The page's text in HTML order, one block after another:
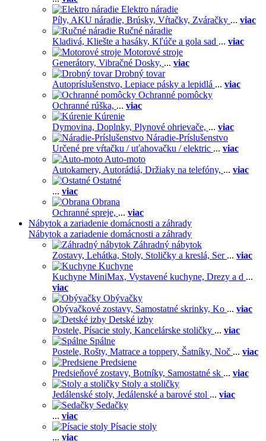
Elektro náradie
Píly, AKU náradie, Brúsky, Vŕtačky, Zváračky ... viac
Ručné náradie
Kladivá, Kliešte a hasáky, Kľúče a gola sad ... viac
Motorové stroje
Generátory, Vibračné Dosky, ... viac
Drobný tovar
Autopríslušenstvo, Lepiace pásky a lepidlá ... viac
Ochranné pomôcky
Ochranné rúška, ... viac
Kúrenie
Dymovina, Doplnky, Plynové ohrievače, ... viac
Náradie-Príslušenstvo
Určené pre vŕtačku / uťahovačku / elektric ... viac
Auto-moto
Autokamery, Autorádiá, Držiaky na telefóny, ... viac
Ostatné
... viac
Obrana
Ochranné spreje, ... viac
Nábytok a zariadenie domácnosti a záhrady
Nábytok a zariadenie domácnosti a záhrady
Záhradný nábytok
Zostavy, Lehátka, Stoly, Stoličky a kreslá, Ser ... viac
Kuchyne
Kuchyne MiniMax, Vystavené kuchyne, Drezy a d ...
viac
Obývačky
Obývačkové zostavy, Samostatné skrinky, Ko ... viac
Detské izby
Postele, Písacie stoly, Kancelárske stoličky ... viac
Spálne
Postele, Rošty, Matrace a toppery, Šatníky, Noč ... viac
Predsiene
Predsieňové zostavy, Botníky, Samostatné sk ... viac
Stoly a stoličky
Jedálenské stoly, Jedálenské a barové stol ... viac
Sedačky
... viac
Písacie stoly
... viac